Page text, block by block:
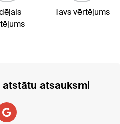
Tavs vērtējums
atstātu atsauksmi